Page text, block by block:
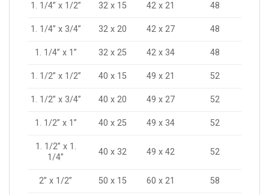
1. 1/4” x 1/2” 32 x 15 42 x 21 48
1. 1/4” x 3/4” 32 x 20 42 x 27 48
1. 1/4” x 1” 32 x 25 42 x 34 48
1. 1/2” x 1/2” 40 x 15 49 x 21 52
1. 1/2” x 3/4” 40 x 20 49 x 27 52
1. 1/2” x 1” 40 x 25 49 x 34 52
1. 1/2” x 1.
1/4”
40 x 32 49 x 42 52
2” x 1/2” 50 x 15 60 x 21 58